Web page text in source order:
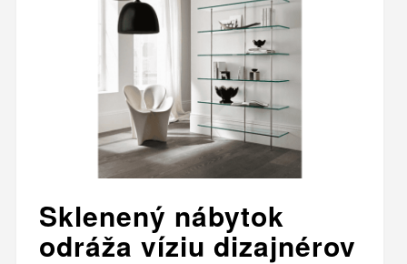
Sklenený nábytok
odráža víziu dizajnérov